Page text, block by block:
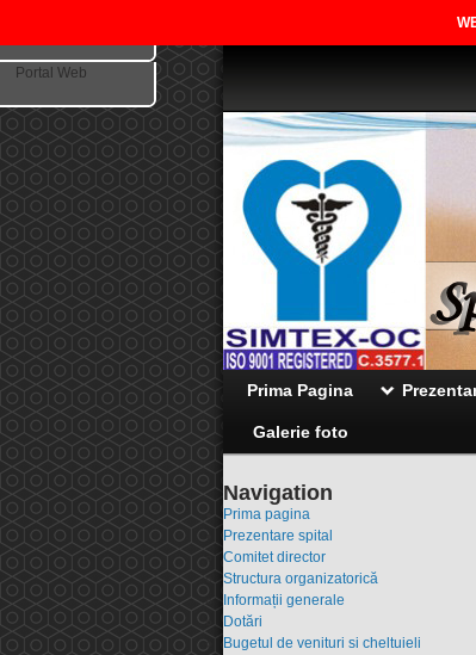
Prima Pagina
Galerie foto
Navigation
Prima pagina
Prezentare spital
Comitet director
Structura organizatorică
Informații generale
Dotări
Bugetul de venituri si cheltuieli
Portal Web